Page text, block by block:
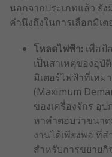
นอกจากประเภทแล้ว ยั
คำนึงถึงในการเลือกมิเ
โหลดไฟฟ้า: เพื่อป้
เป็นสาเหตุของอุบั
มิเตอร์ไฟฟ้าที่เห
(Maximum
ของเครื่องจักร อุ
หาคำตอบว่าขนาด
งานได้เพียงพอ ที่
สำหรับการขยาย